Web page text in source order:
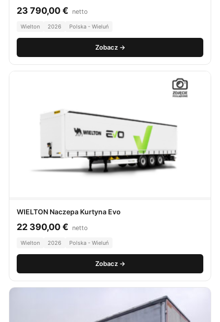
23 790,00€ netto
Wielton 2026 Polska - Wieluń
Zobacz →
WIELTON Naczepa Kurtyna Evo
22 390,00€ netto
Wielton 2026 Polska - Wieluń
Zobacz →